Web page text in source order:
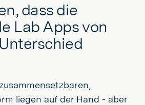
dass die
Lab Apps von
liegen auf der Hand - aber